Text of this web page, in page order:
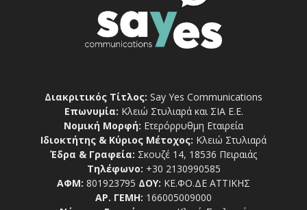
Διακριτικός Τίτλος: Say Yes Communications
Επωνυμία: Κλειώ Στυλιαρά και ΣΙΑ Ε.Ε.
Νομική Μορφή: Ετερόρρυθμη Εταιρεία
Ιδιοκτήτης & Κύριος Μέτοχος: Κλειώ Στυλιαρά
Έδρα & Γραφεία: Σκουζέ 14, 18536 Πειραιάς
Τηλέφωνο: +30 2130990585
ΑΦΜ: 801923795 ΔΟΥ: ΚΕ.ΦΟ.ΔΕ ΑΤΤΙΚΗΣ
ΑΡ. ΓΕΜΗ: 166005009000